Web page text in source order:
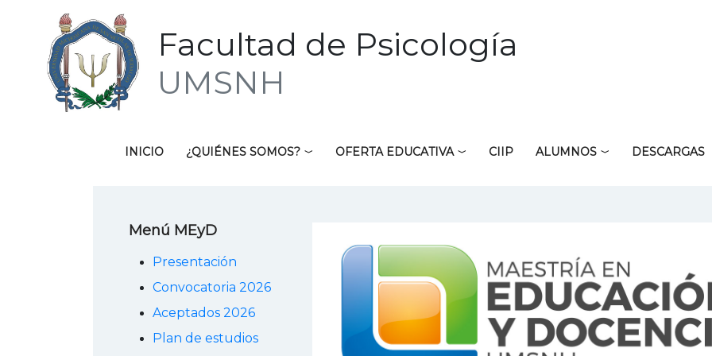
Facultad de Psicología
UMSNH
INICIO ¿QUIÉNES SOMOS? OFERTA EDUCATIVA CIIP ALUMNOS DESCARGAS
Menú MEyD
Presentación
Convocatoria 2026
Aceptados 2026
Plan de estudios